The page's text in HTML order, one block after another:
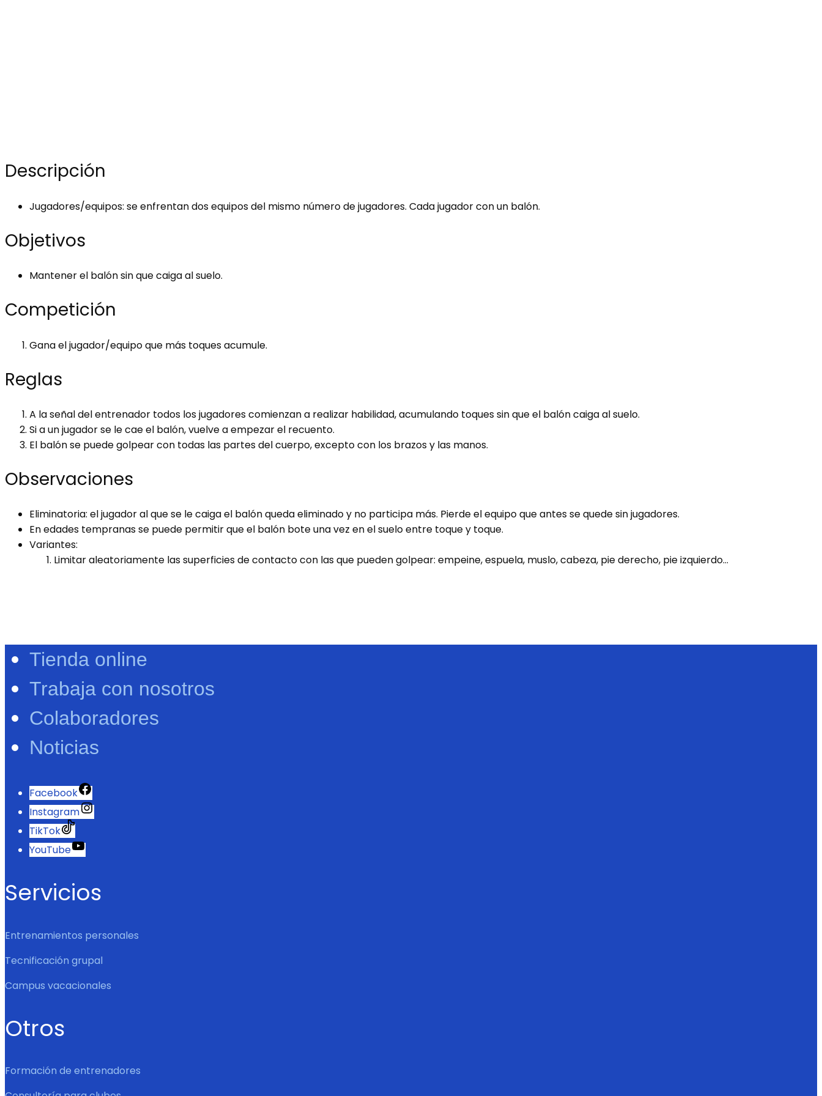
Descripción
Jugadores/equipos: se enfrentan dos equipos del mismo número de jugadores. Cada jugador con un balón.
Objetivos
Mantener el balón sin que caiga al suelo.
Competición
Gana el jugador/equipo que más toques acumule.
Reglas
A la señal del entrenador todos los jugadores comienzan a realizar habilidad, acumulando toques sin que el balón caiga al suelo.
Si a un jugador se le cae el balón, vuelve a empezar el recuento.
El balón se puede golpear con todas las partes del cuerpo, excepto con los brazos y las manos.
Observaciones
Eliminatoria: el jugador al que se le caiga el balón queda eliminado y no participa más. Pierde el equipo que antes se quede sin jugadores.
En edades tempranas se puede permitir que el balón bote una vez en el suelo entre toque y toque.
Variantes:
Limitar aleatoriamente las superficies de contacto con las que pueden golpear: empeine, espuela, muslo, cabeza, pie derecho, pie izquierdo…
Tienda online
Trabaja con nosotros
Colaboradores
Noticias
Facebook
Instagram
TikTok
YouTube
Servicios
Entrenamientos personales
Tecnificación grupal
Campus vacacionales
Otros
Formación de entrenadores